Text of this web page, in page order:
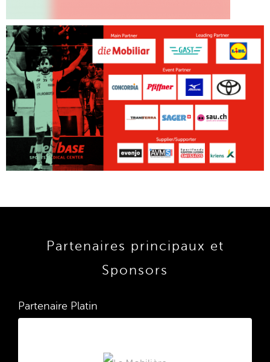
Partenaires principaux et
Sponsors
Partenaire Platin